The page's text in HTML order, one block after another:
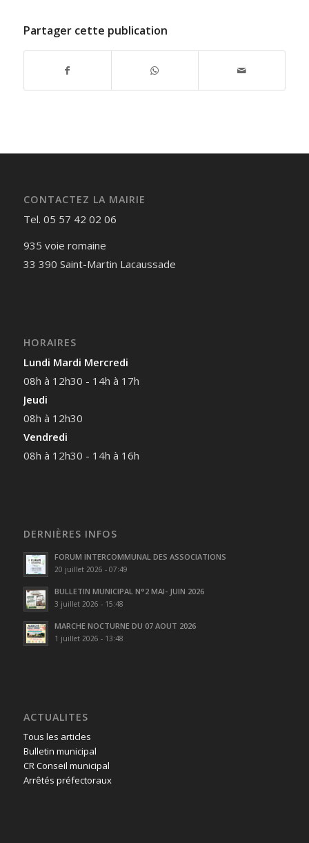
Partager cette publication
CONTACTEZ LA MAIRIE
Tel. 05 57 42 02 06
935 voie romaine
33 390 Saint-Martin Lacaussade
HORAIRES
Lundi Mardi Mercredi
08h à 12h30 - 14h à 17h
Jeudi
08h à 12h30
Vendredi
08h à 12h30 - 14h à 16h
DERNIÈRES INFOS
FORUM INTERCOMMUNAL DES ASSOCIATIONS
20 juillet 2026 - 07:49
BULLETIN MUNICIPAL N°2 MAI- JUIN 2026
3 juillet 2026 - 15:48
MARCHE NOCTURNE DU 07 AOUT 2026
1 juillet 2026 - 13:48
ACTUALITES
Tous les articles
Bulletin municipal
CR Conseil municipal
Arrêtés préfectoraux